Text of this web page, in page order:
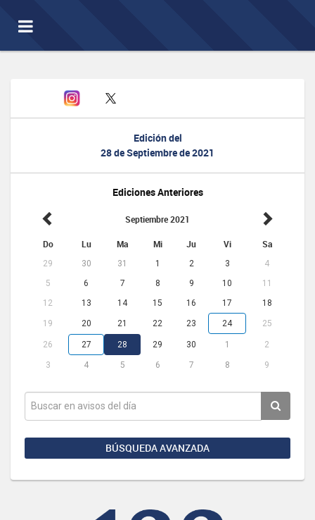
Toggle
navigation
Edición del
28 de Septiembre de 2021
Ediciones Anteriores
Septiembre 2021
Do Lu Ma Mi Ju Vi Sa
29 30 31 1 2 3
4
5
6 7 8 9 10
11
12
13 14 15 16 17 18
19 20 21 22 23 24 25
26 27 28 29 30 1 2
3 4 5 6 7 8 9
BÚSQUEDA AVANZADA